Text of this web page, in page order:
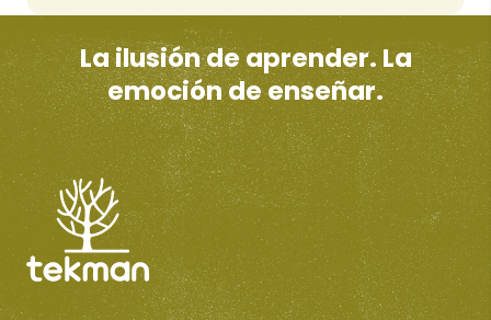
La ilusión de aprender. La
emoción de enseñar.